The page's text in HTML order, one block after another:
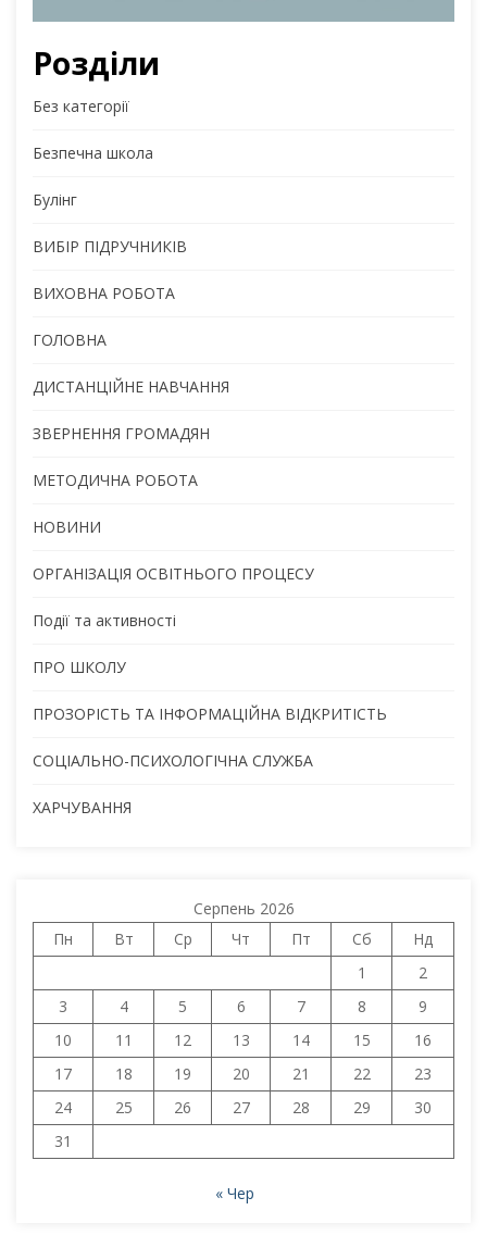
Розділи
Без категорії
Безпечна школа
Булінг
ВИБІР ПІДРУЧНИКІВ
ВИХОВНА РОБОТА
ГОЛОВНА
ДИСТАНЦІЙНЕ НАВЧАННЯ
ЗВЕРНЕННЯ ГРОМАДЯН
МЕТОДИЧНА РОБОТА
НОВИНИ
ОРГАНІЗАЦІЯ ОСВІТНЬОГО ПРОЦЕСУ
Події та активності
ПРО ШКОЛУ
ПРОЗОРІСТЬ ТА ІНФОРМАЦІЙНА ВІДКРИТІСТЬ
СОЦІАЛЬНО-ПСИХОЛОГІЧНА СЛУЖБА
ХАРЧУВАННЯ
Серпень 2026
Пн
Вт Ср Чт Пт Сб
Нд
1
2
3
4 5 6 7 8
9
10
11 12 13 14 15
16
17
18 19 20 21 22
23
24
25 26 27 28 29
30
31
« Чер